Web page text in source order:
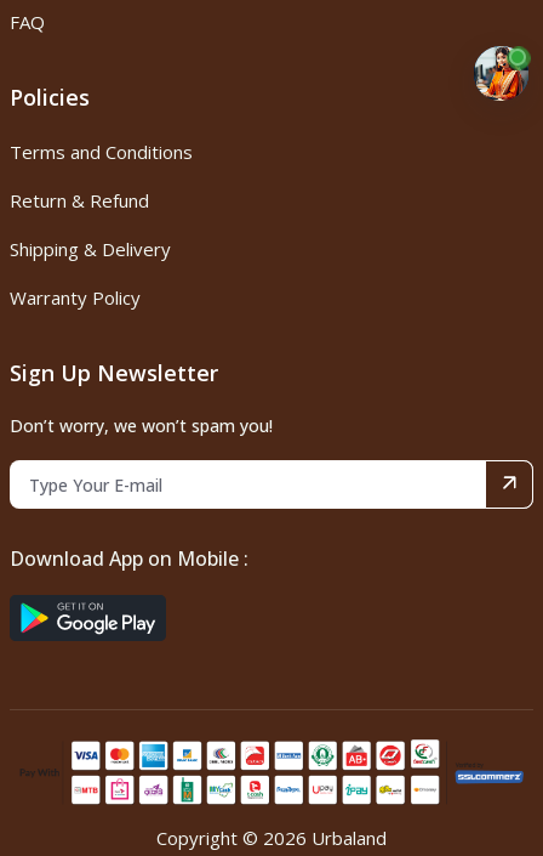
FAQ
Policies
Terms and Conditions
Return & Refund
Shipping & Delivery
Warranty Policy
Sign Up Newsletter
Don’t worry, we won’t spam you!
Download App on Mobile :
Copyright © 2026 Urbaland